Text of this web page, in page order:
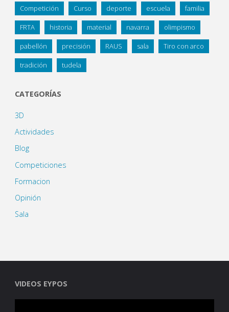
Competición Curso deporte escuela familia
FRTA historia material navarra olimpismo
pabellón precisión RAUS sala Tiro con arco
tradición tudela
CATEGORÍAS
3D
Actividades
Blog
Competiciones
Formacion
Opinión
Sala
VIDEOS EYPOS